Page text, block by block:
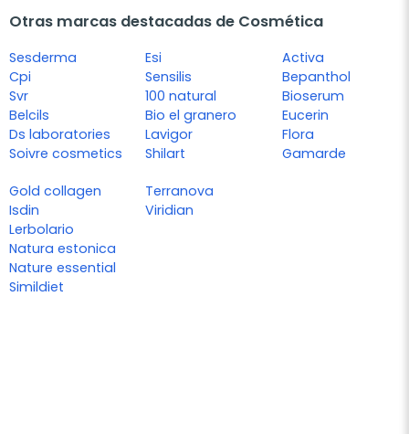
Otras marcas destacadas de Cosmética
Sesderma
Cpi
Svr
Belcils
Ds laboratories
Soivre cosmetics
Esi
Sensilis
100 natural
Bio el granero
Lavigor
Shilart
Activa
Bepanthol
Bioserum
Eucerin
Flora
Gamarde
Gold collagen
Isdin
Lerbolario
Natura estonica
Nature essential
Simildiet
Terranova
Viridian